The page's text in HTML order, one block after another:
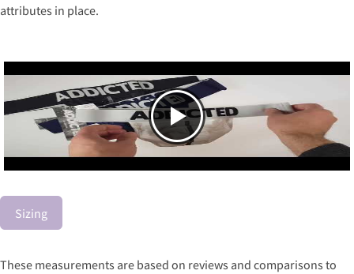
attributes in place.
Sizing
These measurements are based on reviews and comparisons to